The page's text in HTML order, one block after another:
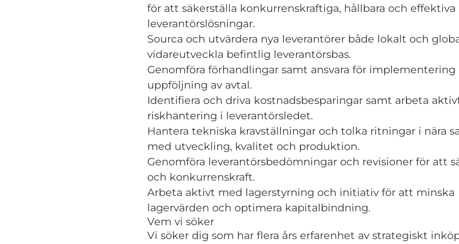
för att säkerställa konkurrenskraftiga, hållbara och effektiva
leverantörslösningar.
Sourca och utvärdera nya leverantörer både lokalt och
vidareutveckla befintlig leverantörsbas.
Genomföra förhandlingar samt ansvara för implementering
uppföljning av avtal.
Identifiera och driva kostnadsbesparingar samt arbeta
riskhantering i leverantörsledet.
Hantera tekniska kravställningar och tolka ritningar i nära
med utveckling, kvalitet och produktion.
Genomföra leverantörsbedömningar och revisioner för att
och konkurrenskraft.
Arbeta aktivt med lagerstyrning och initiativ för att minska
lagervärden och optimera kapitalbindning.
Vem vi söker
Vi söker dig som har flera års erfarenhet av strategiskt